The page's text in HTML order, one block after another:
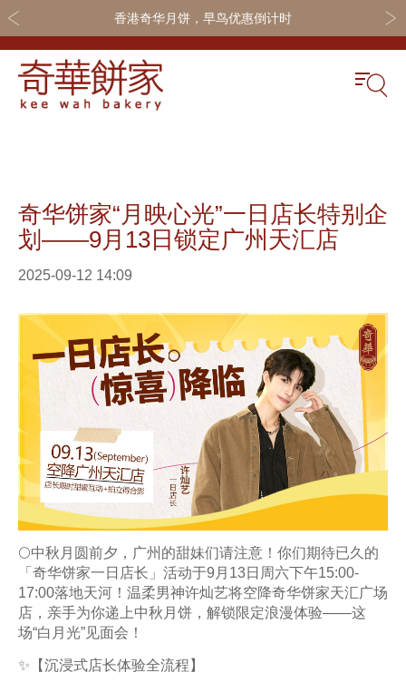
香港奇华月饼，早鸟优惠倒计时
最新推广
网店商城
线下门店
定制服务
嫁喜须知
奇华礼盒
嫁喜礼饼
节日礼品
迪士尼系列
所有产品
联系我们
加入奇华
奇华饼家“月映心光”一日店长特别企
划——9月13日锁定广州天汇店
2025-09-12 14:09
🌕中秋月圆前夕，广州的甜妹们请注意！你们期待已久的
「奇华饼家一日店长」活动于9月13日周六下午15:00-
17:00落地天河！温柔男神许灿艺将空降奇华饼家天汇广场
店，亲手为你递上中秋月饼，解锁限定浪漫体验——这
场“白月光”见面会！
✨【沉浸式店长体验全流程】